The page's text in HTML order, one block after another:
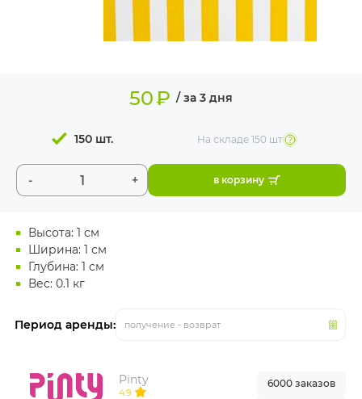
Высота: 1 см
Ширина: 1 см
Глубина: 1 см
Вес: 0.1 кг
Период аренды: получение - возврат
50₽ / за 3 дня
- +
150 шт. На складе 150 шт
в корзину
Pinty
4.9
6000 заказов